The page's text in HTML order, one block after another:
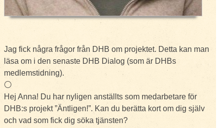
Jag fick några frågor från DHB om projektet. Detta kan man
läsa om i den senaste DHB Dialog (som är DHBs
medlemstidning).
⚪
Hej Anna! Du har nyligen anställts som medarbetare för
DHB:s projekt ”Äntligen!”. Kan du berätta kort om dig själv
och vad som fick dig söka tjänsten?